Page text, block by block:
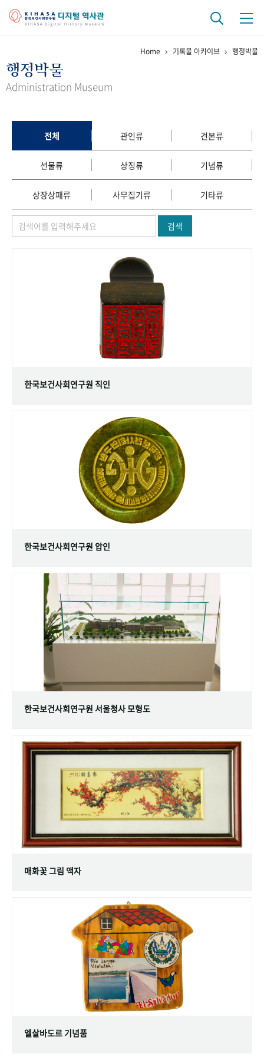
걸어온 길 기관 변천사
정책과 연구 키워드로 보는 연구 역사
연구자들
간행물 변천사
기록물 아카이브
사진 아카이브 문서 기록물 행정박물 영상 기록물
숫자로 보는 50년 50+1
Home 기록물 아카이브 행정박물
행정박물
Administration Museum
전체 관인류 견본류
선물류 상징류 기념류
상장상패류 사무집기류 기타류
검색
한국보건사회연구원 직인
한국보건사회연구원 압인
한국보건사회연구원 서울청사 모형도
매화꽃 그림 액자
엘살바도르 기념품